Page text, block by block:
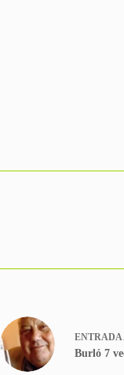
ENTRADA
Burló 7